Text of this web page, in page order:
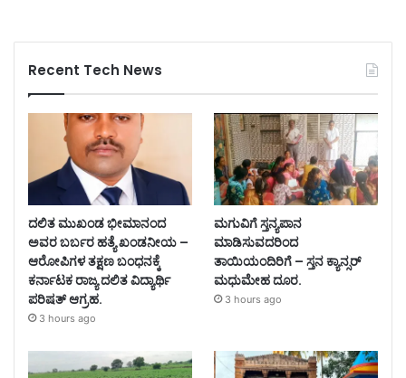
Recent Tech News
ದಲಿತ ಮುಖಂಡ ಭೀಮಾನಂದ
ಅವರ ಬರ್ಬರ ಹತ್ಯೆ ಖಂಡನೀಯ –
ಆರೋಪಿಗಳ ತಕ್ಷಣ ಬಂಧನಕ್ಕೆ
ಕರ್ನಾಟಕ ರಾಜ್ಯ ದಲಿತ ವಿದ್ಯಾರ್ಥಿ
ಪರಿಷತ್ ಆಗ್ರಹ.
3 hours ago
ಮಗುವಿಗೆ ಸ್ತನ್ಯಪಾನ
ಮಾಡಿಸುವದರಿಂದ
ತಾಯಿಯಂದಿರಿಗೆ – ಸ್ತನ ಕ್ಯಾನ್ಸರ್
ಮಧುಮೇಹ ದೂರ.
3 hours ago